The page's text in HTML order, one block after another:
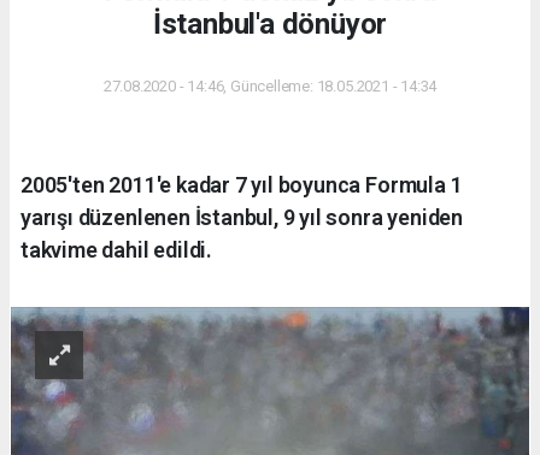
İstanbul'a dönüyor
27.08.2020 - 14:46, Güncelleme: 18.05.2021 - 14:34
2005'ten 2011'e kadar 7 yıl boyunca Formula 1
yarışı düzenlenen İstanbul, 9 yıl sonra yeniden
takvime dahil edildi.